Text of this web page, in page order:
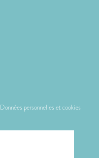
Données personnelles et cookies